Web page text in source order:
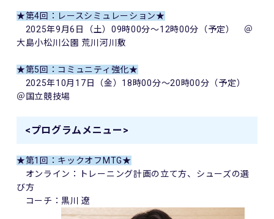
★第4回：レースシミュレーション★
2025年9月6日（土）09時00分～12時00分（予定） ＠
大島小松川公園 荒川河川敷
★第5回：コミュニティ強化★
2025年10月17日（金）18時00分～20時00分（予定）
＠国立競技場
<プログラムメニュー>
★第1回：キックオフMTG★
オンライン：トレーニング計画の立て方、シューズの選
び方
コーチ：黒川 遼